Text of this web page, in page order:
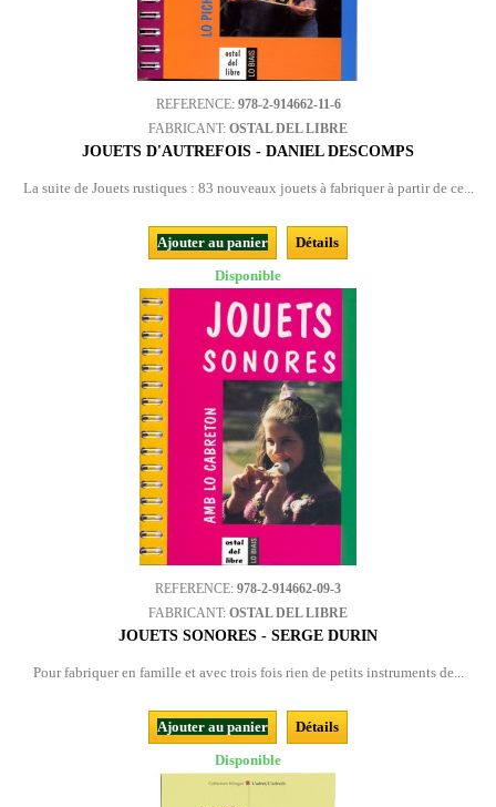
REFERENCE: 978-2-914662-11-6
FABRICANT: OSTAL DEL LIBRE
JOUETS D'AUTREFOIS - DANIEL DESCOMPS
La suite de Jouets rustiques : 83 nouveaux jouets à fabriquer à partir de ce...
Ajouter au panier
Détails
Disponible
REFERENCE: 978-2-914662-09-3
FABRICANT: OSTAL DEL LIBRE
JOUETS SONORES - SERGE DURIN
Pour fabriquer en famille et avec trois fois rien de petits instruments de...
Ajouter au panier
Détails
Disponible